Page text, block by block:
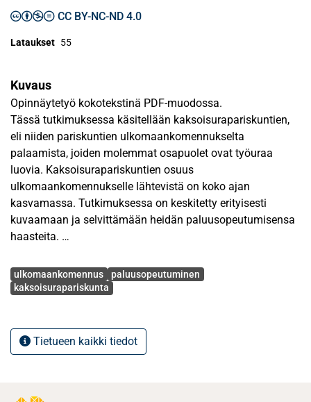
CC BY-NC-ND 4.0
Lataukset 55
Kuvaus
Opinnäytetyö kokotekstinä PDF-muodossa.
Tässä tutkimuksessa käsitellään kaksoisurapariskuntien,
eli niiden pariskuntien ulkomaankomennukselta
palaamista, joiden molemmat osapuolet ovat työuraa
luovia. Kaksoisurapariskuntien osuus
ulkomaankomennukselle lähtevistä on koko ajan
kasvamassa. Tutkimuksessa on keskitetty erityisesti
kuvaamaan ja selvittämään heidän paluusopeutumisensa
haasteita.
Tutkimuksen pohjana on käytetty Blackin, Gregersenin ja
Mendenhallin luomaa paluusopeutumisen mallia, joka
ulkomaankomennuksista ja kaksoisurapariskunnista
tehtyjä tutkimuksia. Tarkoitus on selvittää, että mitkä
Avainsanat
ulkomaankomennus
paluusopeutuminen
kaksoisurapariskunta
Tietueen kaikki tiedot